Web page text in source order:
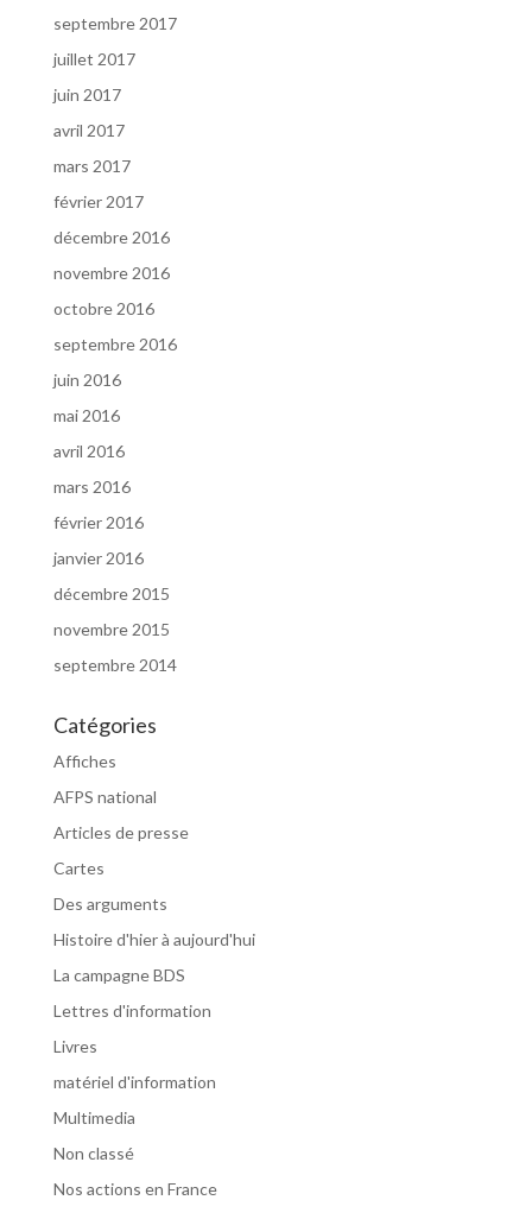
septembre 2017
juillet 2017
juin 2017
avril 2017
mars 2017
février 2017
décembre 2016
novembre 2016
octobre 2016
septembre 2016
juin 2016
mai 2016
avril 2016
mars 2016
février 2016
janvier 2016
décembre 2015
novembre 2015
septembre 2014
Catégories
Affiches
AFPS national
Articles de presse
Cartes
Des arguments
Histoire d'hier à aujourd'hui
La campagne BDS
Lettres d'information
Livres
matériel d'information
Multimedia
Non classé
Nos actions en France